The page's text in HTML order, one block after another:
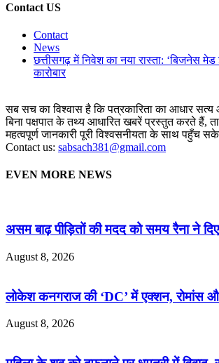
Contact US
Contact
News
छत्तीसगढ़ में निवेश का नया रास्ता: ‘बिजनेस
कारोबार
सब सच का विश्वास है कि पत्रकारिता का आधार सत्य
बिना पक्षपात के तथ्य आधारित खबरें प्रस्तुत करते हैं,
महत्वपूर्ण जानकारी पूरी विश्वसनीयता के साथ पहुँच सके
Contact us: sabsach381@gmail.com
EVEN MORE NEWS
असम बाढ़ पीड़ितों की मदद को समय रैना ने
August 8, 2026
लोकेश कनगराज की ‘DC’ में एक्शन, रोमांस
August 8, 2026